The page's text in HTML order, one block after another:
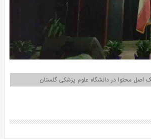
اصل محتوا در دانشگاه علوم پزشکی گلستان